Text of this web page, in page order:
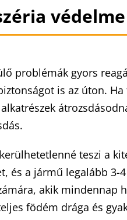
problémák gyors
is az úton.
teszi a
és a jármű legalább
akik
födém drága és